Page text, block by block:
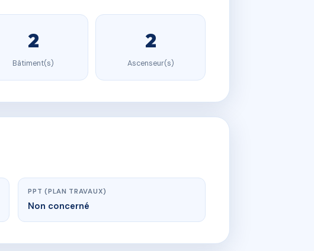
2
Bâtiment(s)
2
Ascenseur(s)
PPT (PLAN TRAVAUX)
Non concerné